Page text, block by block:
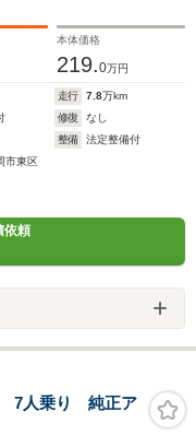
本体価格
219.0万円
走行 7.8万km
修復
なし
整備
法定整備付
市東区
依頼
7人乗り 純正ア